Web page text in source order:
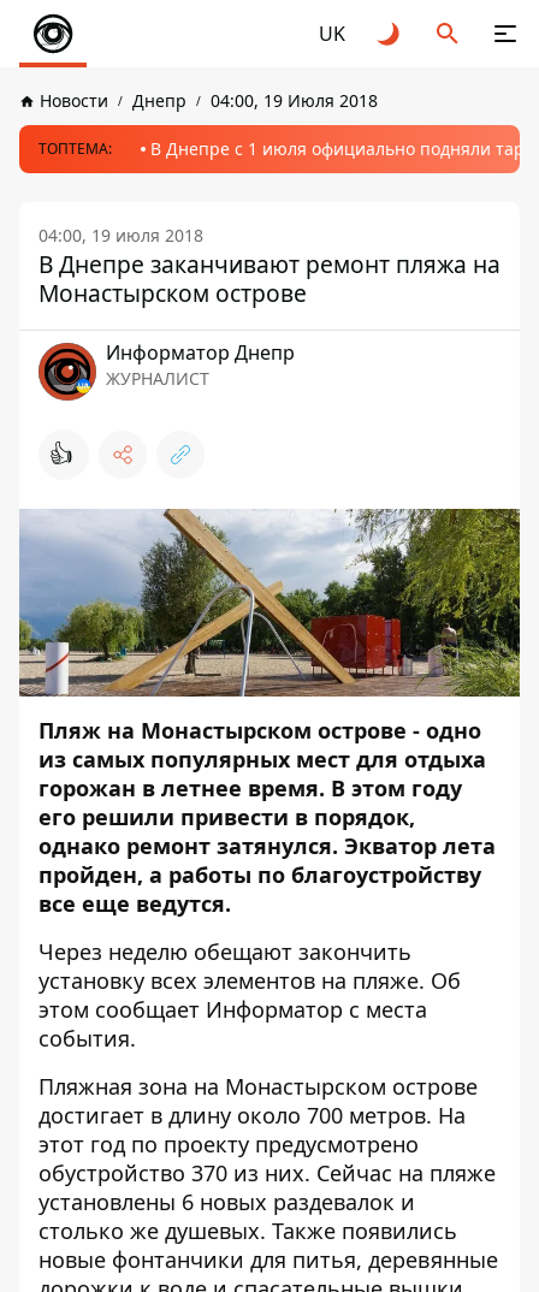
UK
Новости Днепр 04:00, 19 Июля 2018
ТОПТЕМА: В Днепре с 1 июля официально подняли
04:00, 19 июля 2018
В Днепре заканчивают ремонт пляжа на
Монастырском острове
Информатор Днепр
ЖУРНАЛИСТ
👍
Пляж на Монастырском острове - одно
из самых популярных мест для отдыха
горожан в летнее время. В этом году
его решили привести в порядок,
однако ремонт затянулся. Экватор лета
пройден, а работы по благоустройству
все еще ведутся.
Через неделю обещают закончить
установку всех элементов на пляже. Об
этом сообщает Информатор с места
события.
Пляжная зона на Монастырском острове
достигает в длину около 700 метров. На
этот год по проекту предусмотрено
обустройство 370 из них. Сейчас на пляже
установлены 6 новых раздевалок и
столько же душевых. Также появились
новые фонтанчики для питья, деревянные